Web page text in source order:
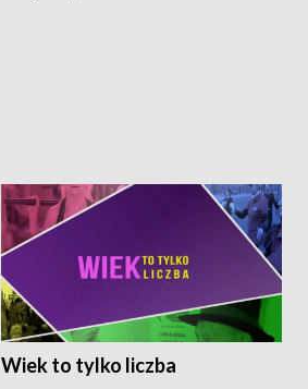
Wiek to tylko liczba